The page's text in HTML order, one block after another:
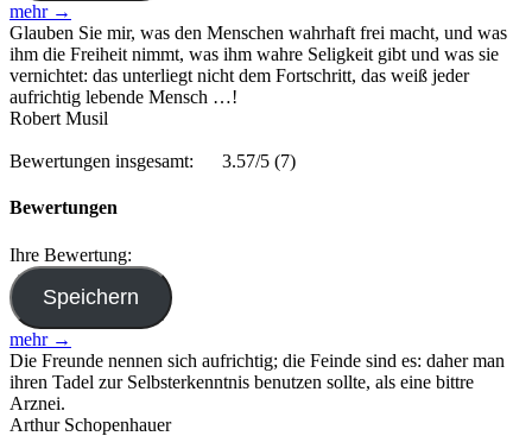
mehr →
Glauben Sie mir, was den Menschen wahrhaft frei macht, und was
ihm die Freiheit nimmt, was ihm wahre Seligkeit gibt und was sie
vernichtet: das unterliegt nicht dem Fortschritt, das weiß jeder
aufrichtig lebende Mensch …!
Robert Musil
Bewertungen insgesamt: 3.57/5 (7)
Bewertungen
Ihre Bewertung:
mehr →
Die Freunde nennen sich aufrichtig; die Feinde sind es: daher man
ihren Tadel zur Selbsterkenntnis benutzen sollte, als eine bittre
Arznei.
Arthur Schopenhauer